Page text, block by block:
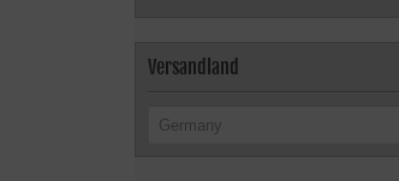
Versandland
Germany